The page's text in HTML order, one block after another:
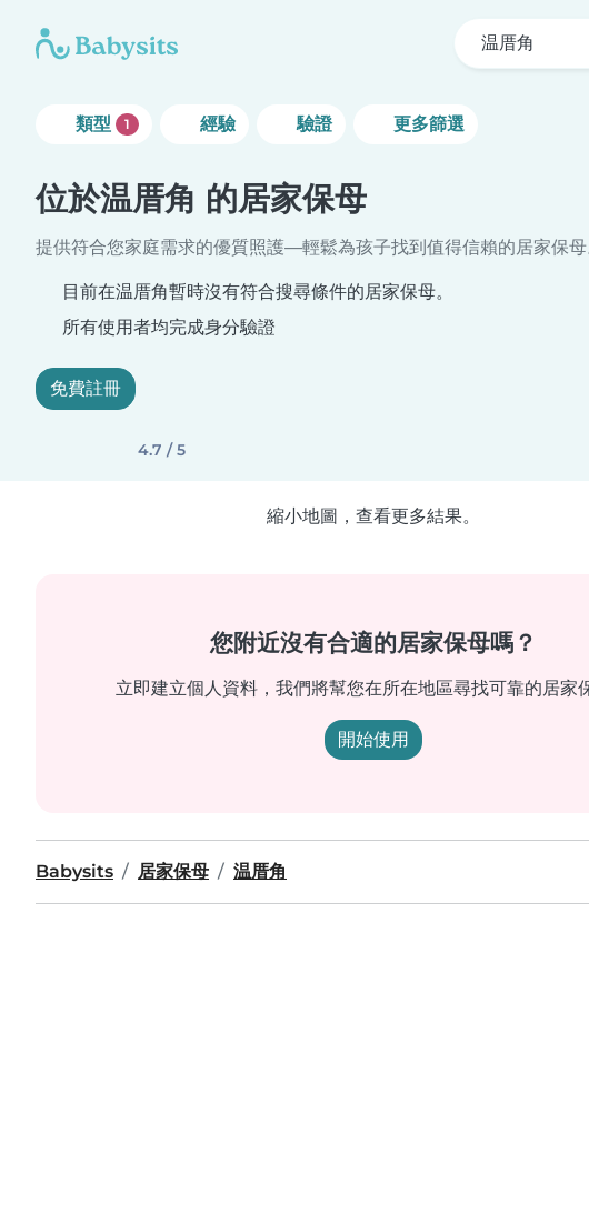
温厝角
類型 1 經驗 驗證 更多篩選
位於温厝角 的居家保母
提供符合您家庭需求的優質照護—輕鬆為孩子找到值得信賴的居家保母
目前在温厝角暫時沒有符合搜尋條件的居家保母。
所有使用者均完成身分驗證
免費註冊
4.7 / 5
縮小地圖，查看更多結果。
您附近沒有合適的居家保母嗎？
立即建立個人資料，我們將幫您在所在地區尋找可靠的居家
開始使用
Babysits 居家保母 温厝角